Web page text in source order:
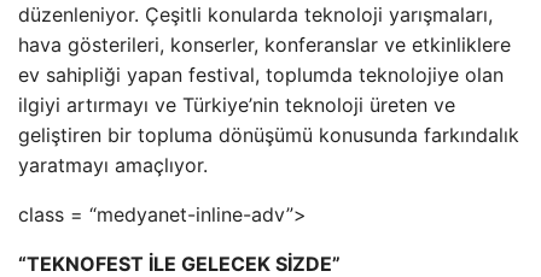
düzenleniyor. Çeşitli konularda teknoloji yarışmaları,
hava gösterileri, konserler, konferanslar ve etkinliklere
ev sahipliği yapan festival, toplumda teknolojiye olan
ilgiyi artırmayı ve Türkiye’nin teknoloji üreten ve
geliştiren bir topluma dönüşümü konusunda farkındalık
yaratmayı amaçlıyor.
class = “medyanet-inline-adv”>
“TEKNOFEST İLE GELECEK SİZDE”